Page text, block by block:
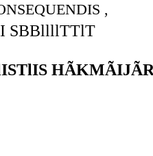
,
SBBllllTTlT